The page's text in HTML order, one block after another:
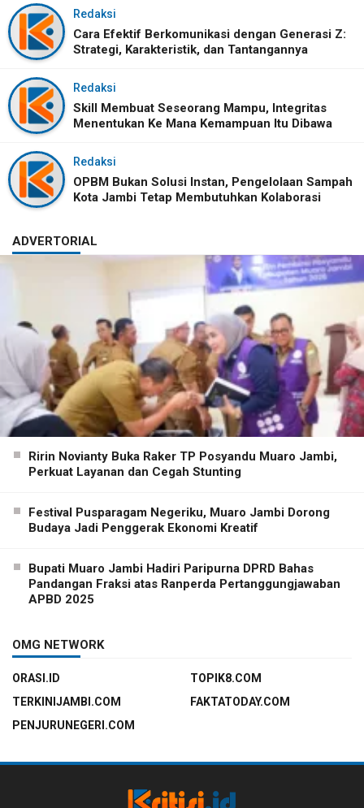
Redaksi
Cara Efektif Berkomunikasi dengan Generasi Z:
Strategi, Karakteristik, dan Tantangannya
Redaksi
Skill Membuat Seseorang Mampu, Integritas
Menentukan Ke Mana Kemampuan Itu Dibawa
Redaksi
OPBM Bukan Solusi Instan, Pengelolaan Sampah
Kota Jambi Tetap Membutuhkan Kolaborasi
ADVERTORIAL
Ririn Novianty Buka Raker TP Posyandu Muaro Jambi,
Perkuat Layanan dan Cegah Stunting
Festival Pusparagam Negeriku, Muaro Jambi Dorong
Budaya Jadi Penggerak Ekonomi Kreatif
Bupati Muaro Jambi Hadiri Paripurna DPRD Bahas
Pandangan Fraksi atas Ranperda Pertanggungjawaban
APBD 2025
OMG NETWORK
ORASI.ID
TOPIK8.COM
TERKINIJAMBI.COM
FAKTATODAY.COM
PENJURUNEGERI.COM